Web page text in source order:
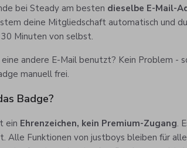
bei Steady am besten dieselbe E-Mail-
deine Mitgliedschaft automatisch und
Minuten von selbst.
andere E-Mail benutzt? Kein Problem -
manuell frei.
Badge?
ein Ehrenzeichen, kein Premium-Zugang.
Alle Funktionen von justboys bleiben für